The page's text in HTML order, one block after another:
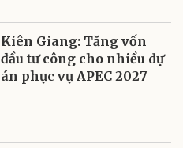
Kiên Giang: Tăng vốn
đầu tư công cho nhiều dự
án phục vụ APEC 2027